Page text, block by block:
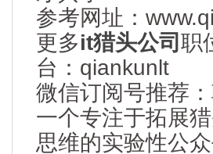
参考网址：
更多it猎头公司职
台：qiankunlt
微信订阅号推荐
一个专注于拓展
思维的实验性公众